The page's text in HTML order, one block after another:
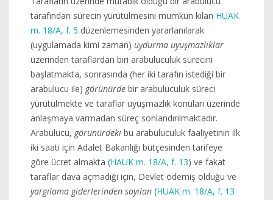
tarafından sürecin yürütülmesini mümkün kılan HUAK
m. 18/A, f. 5 düzenlemesinden yararlanılarak
(uygulamada kimi zaman) uydurma uyuşmazlıklar
üzerinden taraflardan biri arabuluculuk sürecini
başlatmakta, sonrasında (her iki tarafın istediği bir
arabulucu ile) görünürde bir arabuluculuk süreci
yürütülmekte ve taraflar uyuşmazlık konuları üzerinde
anlaşmaya varmadan süreç sonlandırılmaktadır.
Arabulucu, görünürdeki bu arabuluculuk faaliyetinin ilk
iki saati için Adalet Bakanlığı bütçesinden tarifeye
göre ücret almakta (HAUK m. 18/A, f. 13) ve fakat
taraflar dava açmadığı için, Devlet ödemiş olduğu ve
yargılama giderlerinden sayılan (HUAK m. 18/A, f. 13